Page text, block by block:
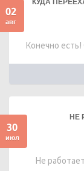
02
авг
КУДА
Конечно
30
июл
НЕ
Не